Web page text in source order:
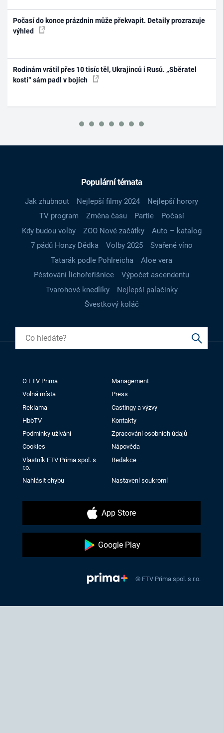
Počasí do konce prázdnin může překvapit. Detaily prozrazuje
výhled
Rodinám vrátil přes 10 tisíc těl, Ukrajinců i Rusů. „Sběratel
kostí“ sám padl v bojích
Populární témata
Jak zhubnout Nejlepší filmy 2024
Nejlepší horory
TV program
Změna času Partie
Počasí
Kdy budou volby
ZOO Nové začátky
Auto – katalog
7 pádů Honzy Dědka
Volby 2025
Svařené víno
Tatarák podle Pohlreicha
Aloe vera
Pěstování lichořeřišnice
Výpočet ascendentu
Tvarohové knedlíky
Nejlepší palačinky
Švestkový koláč
O FTV Prima
Management
Volná místa
Press
Reklama
Castingy a výzvy
HbbTV
Kontakty
Podmínky užívání
Zpracování osobních údajů
Cookies
Nápověda
Vlastník FTV Prima spol. s
r.o.
Redakce
Nahlásit chybu Nastavení soukromí
App Store
Google Play
© FTV Prima spol. s r.o.